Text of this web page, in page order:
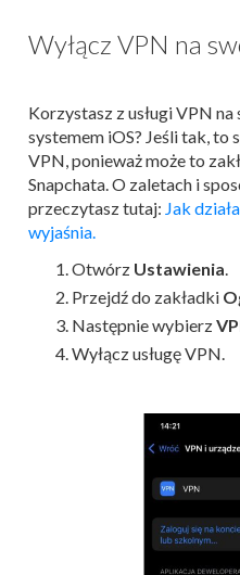
Wyłącz VPN na
Korzystasz z usługi VPN
systemem iOS? Jeśli tak, to
VPN, ponieważ może to
Snapchata. O zaletach i
przeczytasz tutaj: Jak
wyjaśnia.
Otwórz Ustawienia.
Przejdź do zakładki
Następnie wybierz
Wyłącz usługę VPN.